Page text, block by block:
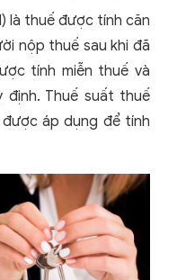
là thuế được tính căn
nộp thuế sau khi đã
tính miễn thuế và
Thuế suất thuế
áp dụng để tính